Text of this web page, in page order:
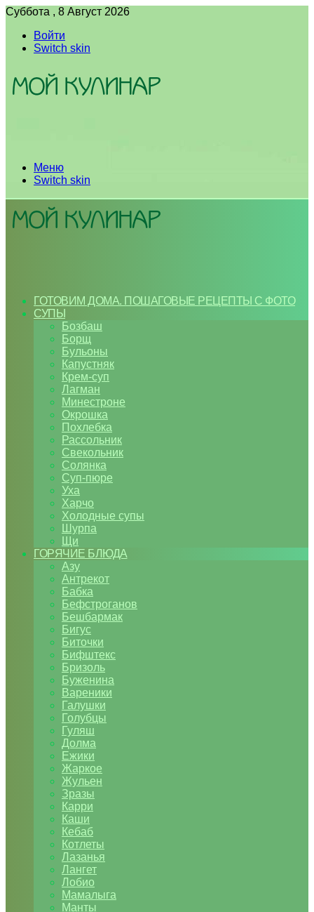
Суббота , 8 Август 2026
Войти
Switch skin
Меню
Switch skin
ГОТОВИМ ДОМА. ПОШАГОВЫЕ РЕЦЕПТЫ С ФОТО
СУПЫ
Бозбаш
Борщ
Бульоны
Капустняк
Крем-суп
Лагман
Минестроне
Окрошка
Похлебка
Рассольник
Свекольник
Солянка
Суп-пюре
Уха
Харчо
Холодные супы
Шурпа
Щи
ГОРЯЧИЕ БЛЮДА
Азу
Антрекот
Бабка
Бефстроганов
Бешбармак
Бигус
Биточки
Бифштекс
Бризоль
Буженина
Вареники
Галушки
Голубцы
Гуляш
Долма
Ежики
Жаркое
Жульен
Зразы
Карри
Каши
Кебаб
Котлеты
Лазанья
Лангет
Лобио
Мамалыга
Манты